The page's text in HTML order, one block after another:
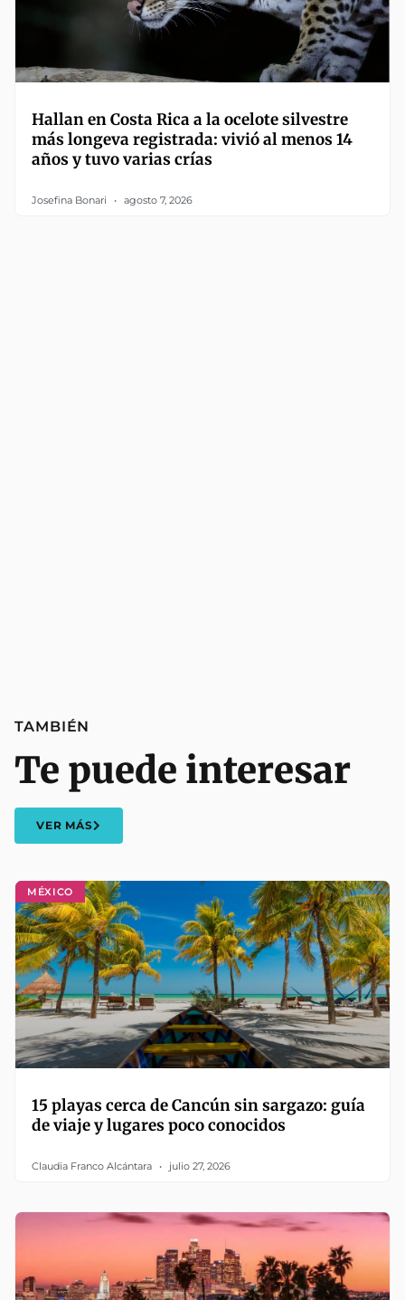
Hallan en Costa Rica a la ocelote silvestre
más longeva registrada: vivió al menos 14
años y tuvo varias crías
Josefina Bonari agosto 7, 2026
MÉXICO
15 playas cerca de Cancún sin sargazo: guía
de viaje y lugares poco conocidos
Claudia Franco Alcántara julio 27, 2026
TAMBIÉN
Te puede interesar
VER MÁS